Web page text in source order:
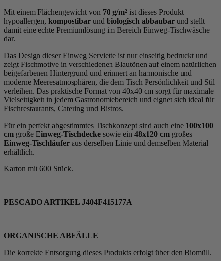
Mit einem Flächengewicht von 70 g/m² ist dieses Produkt
hypoallergen, kompostibar und biologisch abbaubar und stellt
damit eine echte Premiumlösung im Bereich Einweg-Tischwäsche
dar.
Das Design dieser Einweg Serviette ist nur einseitig bedruckt und
zeigt Fischmotive in verschiedenen Blautönen auf einem natürlichen
beigefarbenen Hintergrund und erinnert an harmonische und
moderne Meeresatmosphären, die dem Tisch Persönlichkeit und Stil
verleihen. Das praktische Format von 40x40 cm sorgt für maximale
Vielseitigkeit in jedem Gastronomiebereich und eignet sich ideal für
Fischrestaurants, Catering und Bistros.
Für ein perfekt abgestimmtes Tischkonzept sind auch eine 100x100
cm große Einweg-Tischdecke sowie ein 48x120 cm großes
Einweg-Tischläufer aus derselben Linie und demselben Material
erhältlich.
Karton mit 600 Stück.
PESCADO ARTIKEL J404F415177A
ORGANISCHE ABFÄLLE
Die korrekte Entsorgung dieses Produkts erfolgt über den Biomüll.